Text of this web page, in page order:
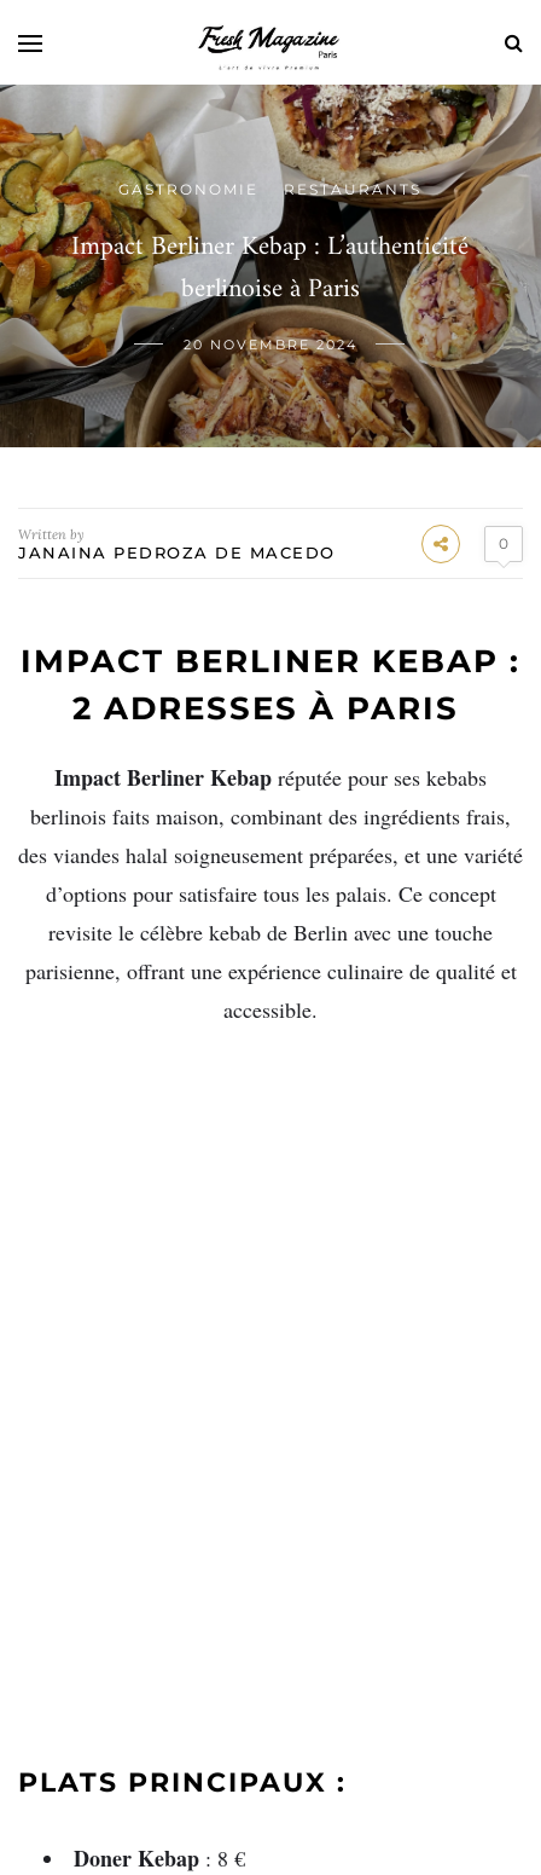
GASTRONOMIE RESTAURANTS
Impact Berliner Kebap : L’authenticité
berlinoise à Paris
20 NOVEMBRE 2024
Written by
JANAINA PEDROZA DE MACEDO 0
IMPACT BERLINER KEBAP :
2 ADRESSES À PARIS
Impact Berliner Kebap réputée pour ses kebabs
berlinois faits maison, combinant des ingrédients frais,
des viandes halal soigneusement préparées, et une variété
d’options pour satisfaire tous les palais. Ce concept
revisite le célèbre kebab de Berlin avec une touche
parisienne, offrant une expérience culinaire de qualité et
accessible.
PLATS PRINCIPAUX :
Doner Kebap : 8 €